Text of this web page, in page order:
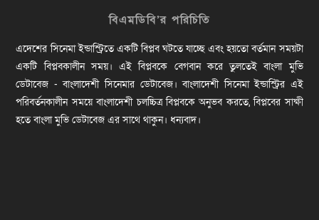
বিএমডিবি’র পরিচিতি
এদেশের সিনেমা ইন্ডাস্ট্রিতে একটি বিপ্লব ঘটতে যাচ্ছে এবং হয়তো বর্তমান সময়টা
একটি বিপ্লবকালীন সময়। এই বিপ্লবকে বেগবান করে তুলতেই বাংলা মুভি
ডেটাবেজ - বাংলাদেশী সিনেমার ডেটাবেজ। বাংলাদেশী সিনেমা ইন্ডাস্ট্রির এই
পরিবর্তনকালীন সময়ে বাংলাদেশী চলচ্চিত্র বিপ্লবকে অনুভব করতে, বিপ্লবের সাক্ষী
হতে বাংলা মুভি ডেটাবেজ এর সাথে থাকুন। ধন্যবাদ।